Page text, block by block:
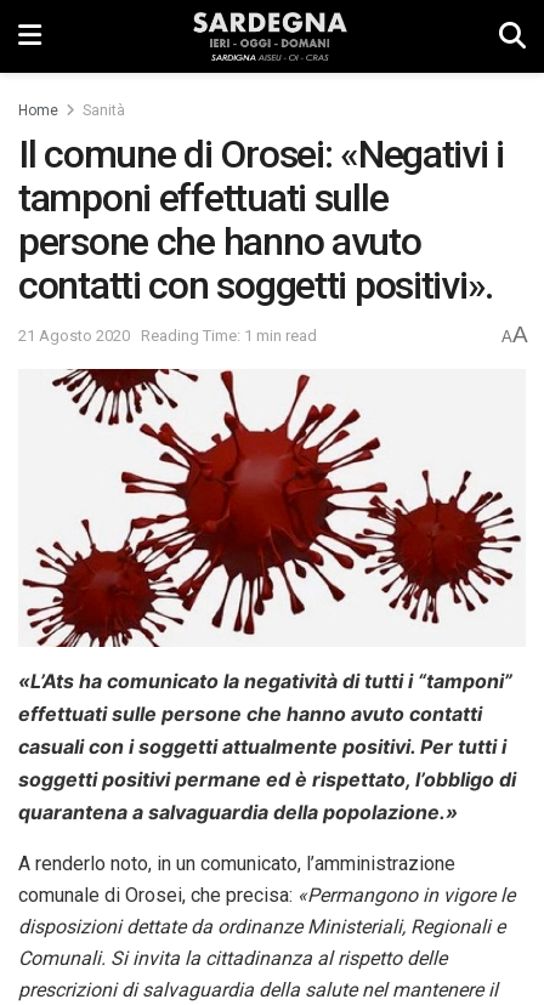
Home Sanità
Il comune di Orosei: «Negativi i
tamponi effettuati sulle
persone che hanno avuto
contatti con soggetti positivi».
21 Agosto 2020 Reading Time: 1 min read AA
«L’Ats ha comunicato la negatività di tutti i “tamponi”
effettuati sulle persone che hanno avuto contatti
casuali con i soggetti attualmente positivi. Per tutti i
soggetti positivi permane ed è rispettato, l’obbligo di
quarantena a salvaguardia della popolazione.»
A renderlo noto, in un comunicato, l’amministrazione
comunale di Orosei, che precisa: «Permangono in vigore le
disposizioni dettate da ordinanze Ministeriali, Regionali e
Comunali. Si invita la cittadinanza al rispetto delle
prescrizioni di salvaguardia della salute nel mantenere il